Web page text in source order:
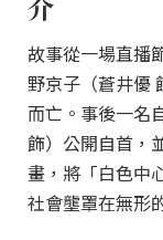
故事從一場直播
野京子（蒼井優
而亡。事後一名
飾）公開自首，
畫，將「白色中
社會壟罩在無形